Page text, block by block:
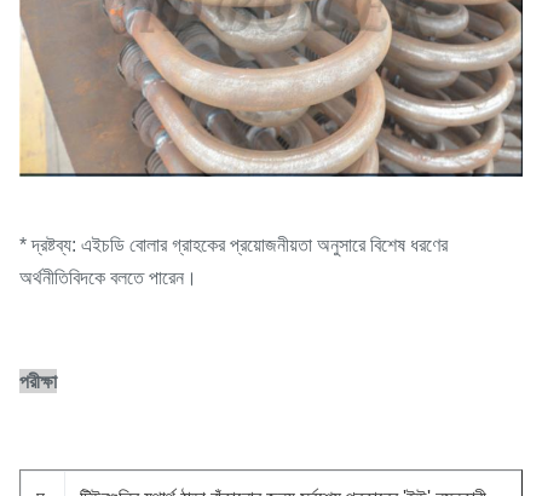
* দ্রষ্টব্য: এইচডি বোলার গ্রাহকের প্রয়োজনীয়তা অনুসারে বিশেষ ধরণের
অর্থনীতিবিদকে বলতে পারেন।
পরীক্ষা